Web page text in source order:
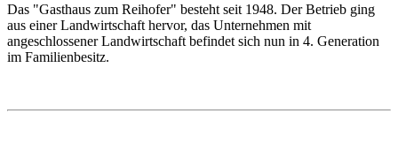
Das "Gasthaus zum Reihofer" besteht seit 1948. Der Betrieb ging
aus einer Landwirtschaft hervor, das Unternehmen mit
angeschlossener Landwirtschaft befindet sich nun in 4. Generation
im Familienbesitz.